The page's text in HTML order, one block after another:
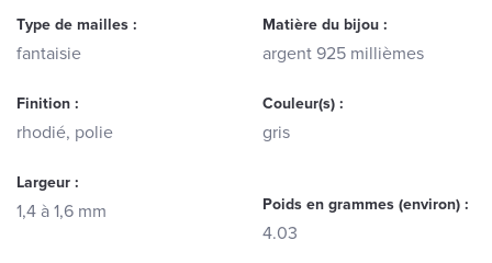
Type de mailles :
fantaisie
Matière du bijou :
argent 925 millièmes
Finition :
rhodié, polie
Couleur(s) :
gris
Largeur :
1,4 à 1,6 mm Poids en grammes (environ) :
4.03